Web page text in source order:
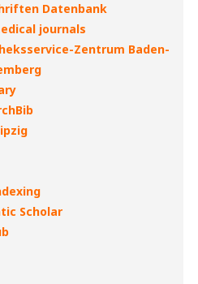
Datenbank
journals
Zentrum Baden-
Scholar